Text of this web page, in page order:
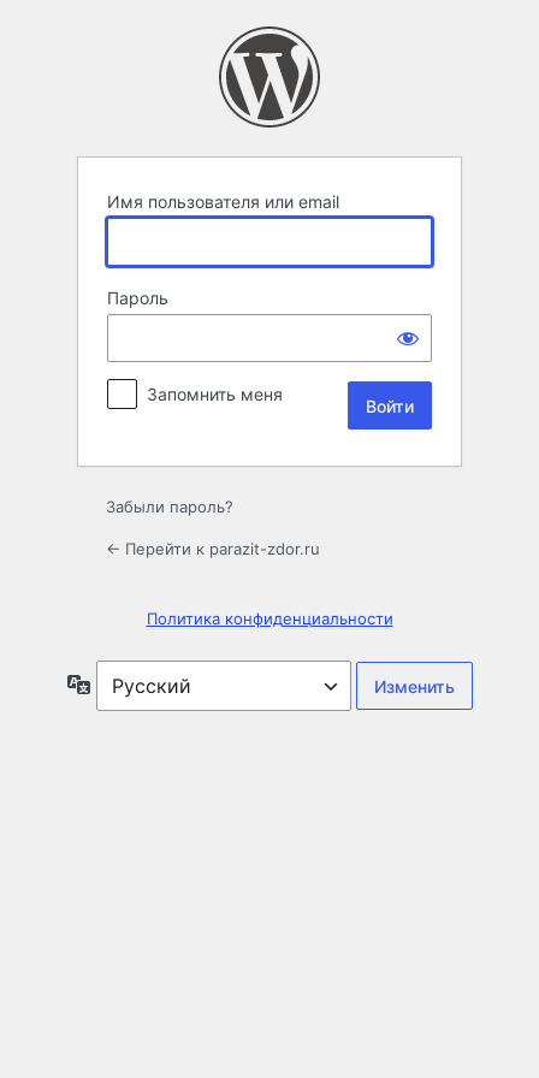
Имя пользователя или email
Пароль
Запомнить меня
Забыли пароль?
← Перейти к parazit-zdor.ru
Политика конфиденциальности
Язык